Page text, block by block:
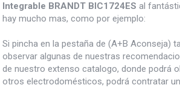
Integrable BRANDT BIC1724ES al
hay mucho mas, como por ejemplo:
Si pincha en la pestaña de (A+B Aconseja)
observar algunas de nuestras
de nuestro extenso catalogo, donde podrá
otros electrodomésticos, podrá contratar